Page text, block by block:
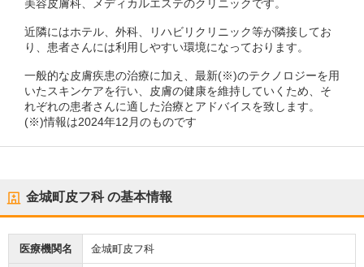
美容皮膚科、メディカルエステのクリニックです。
近隣にはホテル、外科、リハビリクリニック等が隣接してお
り、患者さんには利用しやすい環境になっております。
一般的な皮膚疾患の治療に加え、最新(※)のテクノロジーを用
いたスキンケアを行い、皮膚の健康を維持していくため、そ
れぞれの患者さんに適した治療とアドバイスを致します。
(※)情報は2024年12月のものです
金城町皮フ科の基本情報
医療機関名 金城町皮フ科